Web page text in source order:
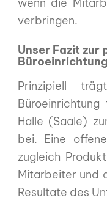
verbringen.
Unser Fazit zur
Prinzipiell
Halle (Saale)
bei. Eine
zugleich
Mitarbeiter und
Resultate des